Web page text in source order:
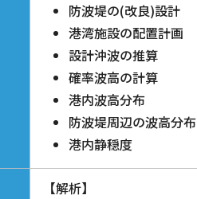
防波堤の(改良)設計
港湾施設の配置計画
設計沖波の推算
確率波高の計算
港内波高分布
防波堤周辺の波高分布
港内静穏度
【解析】